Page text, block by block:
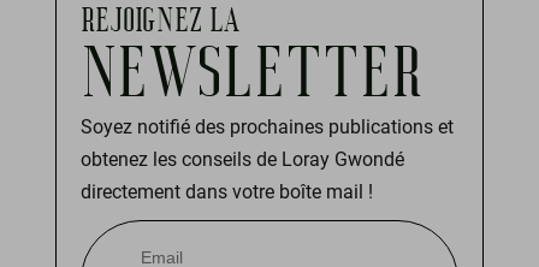
REJOIGNEZ LA
NEWSLETTER
Soyez notifié des prochaines publications et
obtenez les conseils de Loray Gwondé
directement dans votre boîte mail !